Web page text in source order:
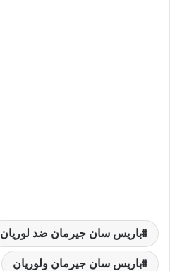
باريس سان جيرمان ضد لوريان
باريس سان جيرمان ولوريان